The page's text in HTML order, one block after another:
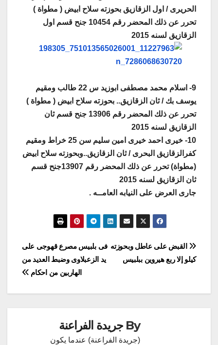
الحريرى / اول الزقازيق بحوزته سلاح ابيض ( مطواة )
تحرر عن ذلك المحضر رقم 10454 جنح قسم اول
الزقازيق لسنه 2015
9- اسلام محمد مصطفى ابوزيد س 22 طالب ومقيم
يوسف بك / ثان الزقازيق.. بحوزته سلاح ابيض ( مطواة )
تحرر عن ذلك المحضر رقم 13906 جنح قسم ثان
الزقازيق لسنه 2015
10- خيرى احمد خيرى امين سليم سن 25 خراط ومقيم
كفرالزقازيق البحرى / ثان الزقازيق..وبحوزته سلاح ابيض
(مطواة) تحرر عن ذلك المحضر رقم 13907جنح قسم
ثان الزقازيق لسنه 2015
جارى العرض على النيابه العامــه .
تصفّح
المقالات
فى بلبيس مصرع قهوجى على
يد الزعبلاوى وضبط العديد من
الهاربين من احكام
القبض على عاطل وبحوزته
كيلو إلا ربع هيروين ببلبيس
By جريدة الفراعنة
(جريدة الفراعنة) عندما يكون